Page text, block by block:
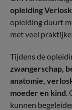
opleiding
opleiding duurt
met veel
Tijdens de
zwangerschap,
anatomie,
moeder en kind.
kunnen